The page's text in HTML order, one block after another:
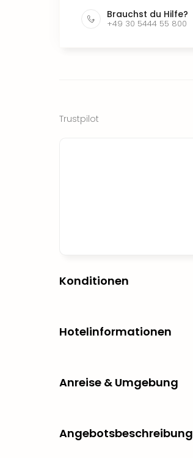
Brauchst du Hilfe?
+49 30 5444 55 800
Trustpilot
Konditionen
Hotelinformationen
Anreise & Umgebung
Angebotsbeschreibung